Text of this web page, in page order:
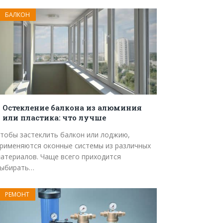
БАЛКОН
Остекление балкона из алюминия
или пластика: что лучше
застеклить балкон или лоджию,
оконные системы из различных
Чаще всего приходится
РЕМОНТ